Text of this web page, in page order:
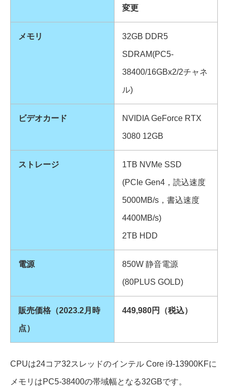
変更
メモリ 32GB DDR5
SDRAM(PC5-
38400/16GBx2/2チャネ
ル)
ビデオカード NVIDIA GeForce RTX
3080 12GB
ストレージ 1TB NVMe SSD
(PCIe Gen4，読込速度
5000MB/s，書込速度
4400MB/s)
2TB HDD
電源 850W 静音電源
(80PLUS GOLD)
販売価格（2023.2月時
点）
449,980円（税込）
CPUは24コア32スレッドのインテル Core i9-13900KFに
メモリはPC5-38400の帯域幅となる32GBです。